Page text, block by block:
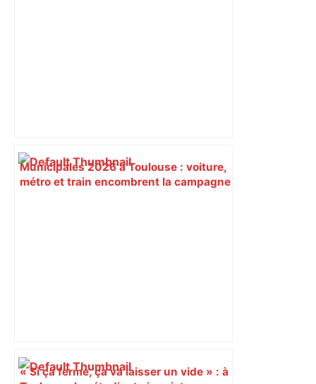
Municipales 2026 à Toulouse : voiture,
métro et train encombrent la campagne
« Si ça ferme, ça va laisser un vide » : à